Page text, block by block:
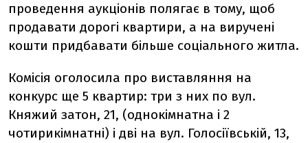
проведення аукціонів полягає в тому, щоб
продавати дорогі квартири, а на виручені
кошти придбавати більше соціального житла.
Комісія оголосила про виставляння на
конкурс ще 5 квартир: три з них по вул.
Княжий затон, 21, (однокімнатна і 2
чотирикімнатні) і дві на вул. Голосіївській, 13,